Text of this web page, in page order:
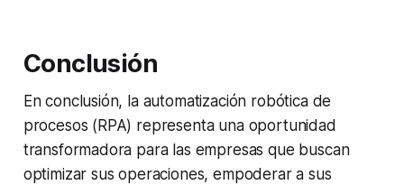
Conclusión
En conclusión, la automatización robótica de
procesos (RPA) representa una oportunidad
transformadora para las empresas que buscan
optimizar sus operaciones, empoderar a sus